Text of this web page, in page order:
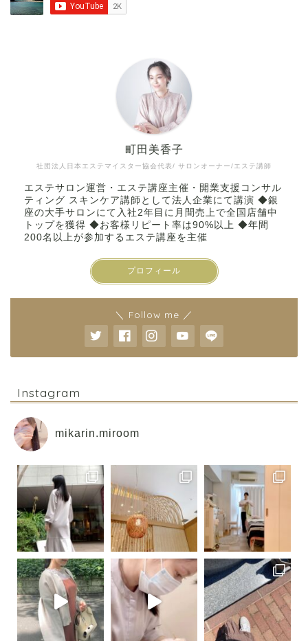
社団法人日本エステマイスター協会代表/ サロンオーナー/エステ講師
町田美香子
エステサロン運営・エステ講座主催・開業支援コンサル
ティング スキンケア講師として法人企業にて講演 ◆銀
座の大手サロンにて入社2年目に月間売上で全国店舗中
トップを獲得 ◆お客様リピート率は90%以上 ◆年間
200名以上が参加するエステ講座を主催
プロフィール
＼ Follow me ／
Instagram
mikarin.miroom